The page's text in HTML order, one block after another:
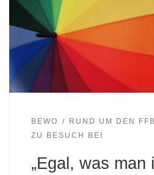
BEWO
RUND UM DEN
ZU BESUCH BEI
„Egal, was man